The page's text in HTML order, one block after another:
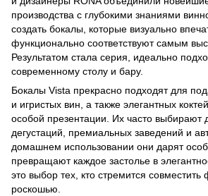
производства с глубокими знаниями
создать бокалы, которые визуально
функционально соответствуют самым
Результатом стала серия, идеально
современному столу и бару.
Бокалы Vista прекрасно подходят для
и игристых вин, а также элегантных
особой презентации. Их часто выбирают
дегустаций, премиальных заведений и
домашнем использовании они дарят
превращают каждое застолье в
это выбор тех, кто стремится совместить
роскошью.